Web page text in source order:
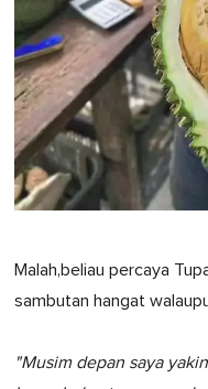
Malah,beliau percaya
sambutan hangat
"Musim depan saya